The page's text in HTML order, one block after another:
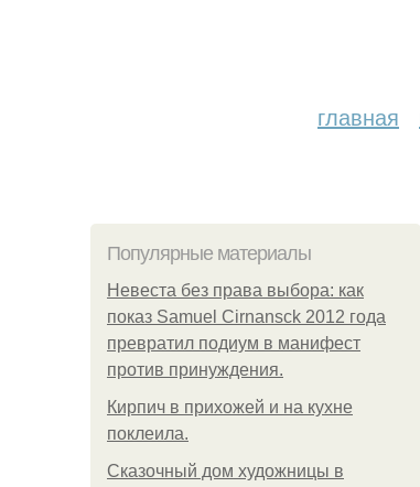
главная
Популярные материалы
Невеста без права выбора: как
показ Samuel Cirnansck 2012 года
превратил подиум в манифест
против принуждения.
Кирпич в прихожей и на кухне
поклеила.
Сказочный дом художницы в